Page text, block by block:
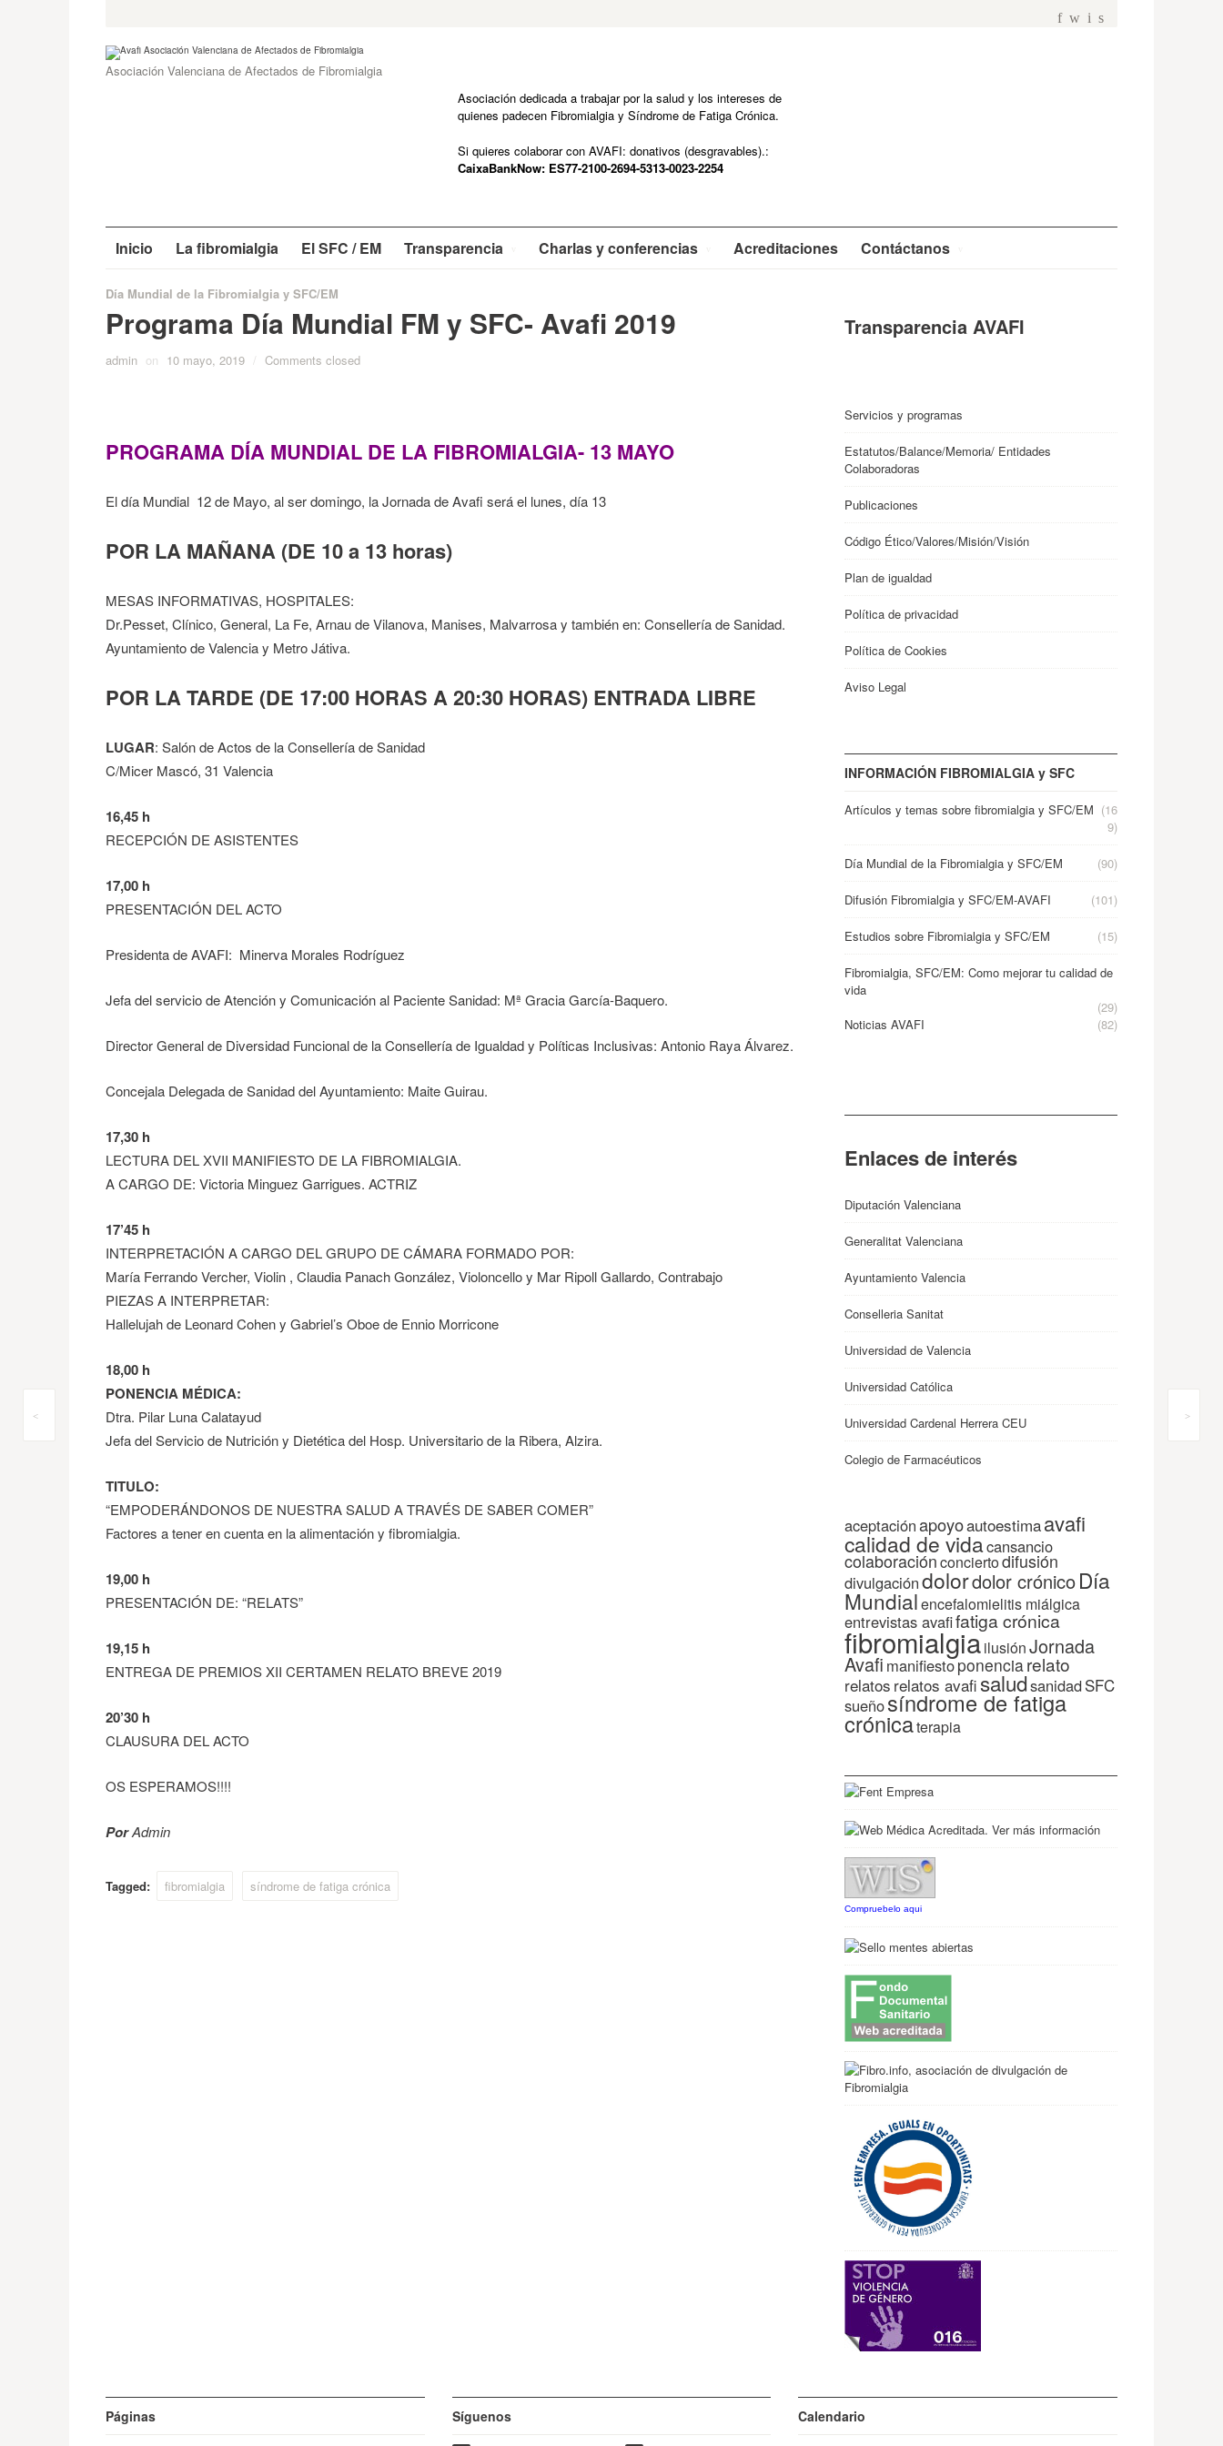
f w i s
Asociación Valenciana de Afectados de Fibromialgia
Asociación dedicada a trabajar por la salud y los intereses de
quienes padecen Fibromialgia y Síndrome de Fatiga Crónica.
Si quieres colaborar con AVAFI: donativos (desgravables).:
CaixaBankNow: ES77-2100-2694-5313-0023-2254
Inicio La fibromialgia El SFC / EM Transparencia Charlas y conferencias Acreditaciones Contáctanos
Post
< >
Día Mundial de la Fibromialgia y SFC/EM
Programa Día Mundial FM y SFC- Avafi 2019
admin on 10 mayo, 2019 / Comments closed
PROGRAMA DÍA MUNDIAL DE LA FIBROMIALGIA- 13 MAYO
El día Mundial 12 de Mayo, al ser domingo, la Jornada de Avafi será el lunes, día 13
POR LA MAÑANA (DE 10 a 13 horas)
MESAS INFORMATIVAS, HOSPITALES:
Dr.Pesset, Clínico, General, La Fe, Arnau de Vilanova, Manises, Malvarrosa y también en: Consellería de Sanidad.
Ayuntamiento de Valencia y Metro Játiva.
POR LA TARDE (DE 17:00 HORAS A 20:30 HORAS) ENTRADA LIBRE
LUGAR: Salón de Actos de la Consellería de Sanidad
C/Micer Mascó, 31 Valencia
16,45 h
RECEPCIÓN DE ASISTENTES
17,00 h
PRESENTACIÓN DEL ACTO
Presidenta de AVAFI: Minerva Morales Rodríguez
Jefa del servicio de Atención y Comunicación al Paciente Sanidad: Mª Gracia García-Baquero.
Director General de Diversidad Funcional de la Consellería de Igualdad y Políticas Inclusivas: Antonio Raya Álvarez.
Concejala Delegada de Sanidad del Ayuntamiento: Maite Guirau.
17,30 h
LECTURA DEL XVII MANIFIESTO DE LA FIBROMIALGIA.
A CARGO DE: Victoria Minguez Garrigues. ACTRIZ
17’45 h
INTERPRETACIÓN A CARGO DEL GRUPO DE CÁMARA FORMADO POR:
María Ferrando Vercher, Violin , Claudia Panach González, Violoncello y Mar Ripoll Gallardo, Contrabajo
PIEZAS A INTERPRETAR:
Hallelujah de Leonard Cohen y Gabriel’s Oboe de Ennio Morricone
18,00 h
PONENCIA MÉDICA:
Dtra. Pilar Luna Calatayud
Jefa del Servicio de Nutrición y Dietética del Hosp. Universitario de la Ribera, Alzira.
TITULO:
“EMPODERÁNDONOS DE NUESTRA SALUD A TRAVÉS DE SABER COMER”
Factores a tener en cuenta en la alimentación y fibromialgia.
19,00 h
PRESENTACIÓN DE: “RELATS”
19,15 h
ENTREGA DE PREMIOS XII CERTAMEN RELATO BREVE 2019
20’30 h
CLAUSURA DEL ACTO
OS ESPERAMOS!!!!
PorAdmin
Tagged: fibromialgia síndrome de fatiga crónica
Transparencia AVAFI
Servicios y programas
Estatutos/Balance/Memoria/ Entidades
Colaboradoras
Publicaciones
Código Ético/Valores/Misión/Visión
Plan de igualdad
Política de privacidad
Política de Cookies
Aviso Legal
INFORMACIÓN FIBROMIALGIA y SFC
Artículos y temas sobre fibromialgia y SFC/EM (16
9)
Día Mundial de la Fibromialgia y SFC/EM (90)
Difusión Fibromialgia y SFC/EM-AVAFI (101)
Estudios sobre Fibromialgia y SFC/EM (15)
Fibromialgia, SFC/EM: Como mejorar tu calidad de
vida
(29)
Noticias AVAFI
(82)
Enlaces de interés
Diputación Valenciana
Generalitat Valenciana
Ayuntamiento Valencia
Conselleria Sanitat
Universidad de Valencia
Universidad Católica
Universidad Cardenal Herrera CEU
Colegio de Farmacéuticos
aceptaciónapoyoautoestimaavafi
calidad de vidacansancio
colaboraciónconciertodifusión
divulgacióndolordolor crónicoDía
Mundialencefalomielitis miálgica
entrevistas avafifatiga crónica
fibromialgiailusiónJornada
Avafi manifiestoponenciarelato
relatos relatos avafisaludsanidadSFC
sueñosíndrome de fatiga
crónicaterapia
Compruebelo aqui
Páginas Síguenos Calendario